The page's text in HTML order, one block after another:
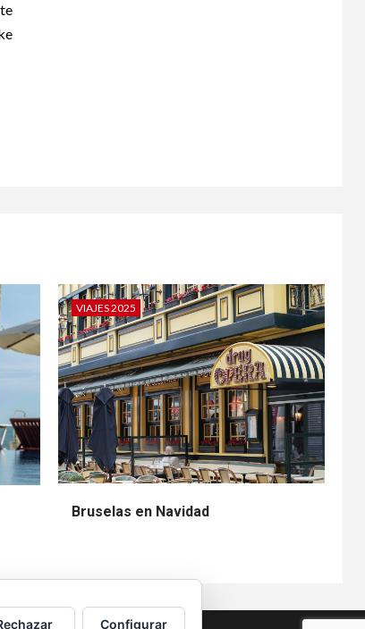
VIAJES 2025
Bruselas en Navidad
Configurar